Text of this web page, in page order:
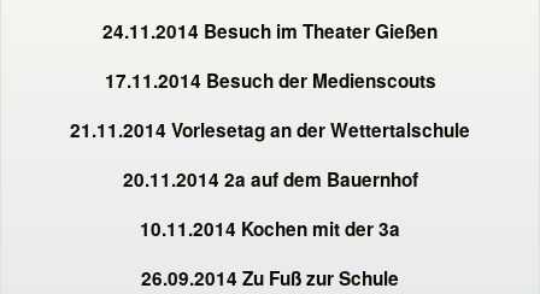
24.11.2014 Besuch im Theater Gießen
17.11.2014 Besuch der Medienscouts
21.11.2014 Vorlesetag an der Wettertalschule
20.11.2014 2a auf dem Bauernhof
10.11.2014 Kochen mit der 3a
26.09.2014 Zu Fuß zur Schule